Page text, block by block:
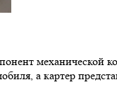
механической
а картер